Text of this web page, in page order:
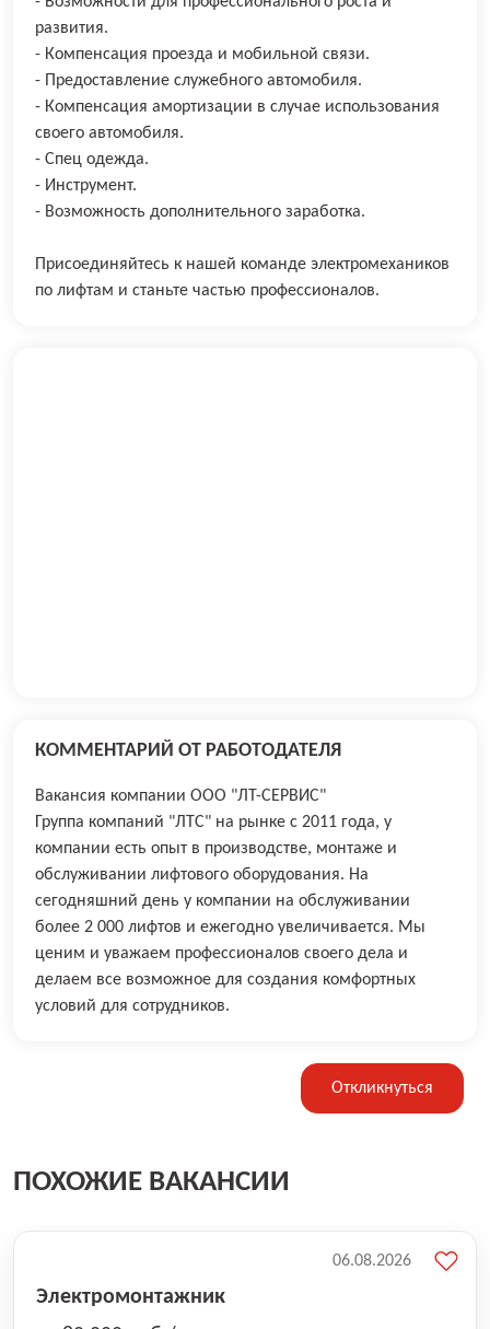
развития.
- Компенсация проезда и мобильной связи.
- Предоставление служебного автомобиля.
- Компенсация амортизации в случае использования
своего автомобиля.
- Спец одежда.
- Инструмент.
- Возможность дополнительного заработка.
Присоединяйтесь к нашей команде электромехаников
по лифтам и станьте частью профессионалов.
КОММЕНТАРИЙ ОТ РАБОТОДАТЕЛЯ
Вакансия компании ООО "ЛТ-СЕРВИС"
Группа компаний "ЛТС" на рынке с 2011 года, у
компании есть опыт в производстве, монтаже и
обслуживании лифтового оборудования. На
сегодняшний день у компании на обслуживании
более 2 000 лифтов и ежегодно увеличивается. Мы
ценим и уважаем профессионалов своего дела и
делаем все возможное для создания комфортных
условий для сотрудников.
Откликнуться
ПОХОЖИЕ ВАКАНСИИ
Электромонтажник
06.08.2026